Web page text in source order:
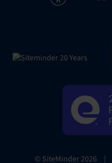
© SiteMinder2026 |